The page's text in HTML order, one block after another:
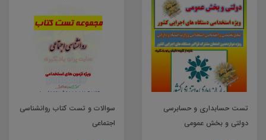
تست حسابداری و حسابرسی
دولتی و بخش عمومی
سوالات و تست کتاب روانشناسی
اجتماعی